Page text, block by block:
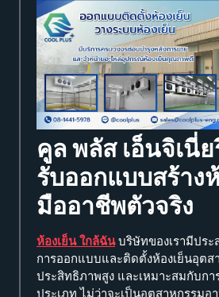
คูล พลัส เอ็นจิเนี่
รับออกแบบสร้าง
มืออาชีพตัวจริง
ห้องเย็น ใกล้ฉันบริษัทของเรามีปร
การออกแบบและติดตั้งห้องเย็นอุตส
ประสิทธิภาพสูง และเหมาะสมกับกา
ประเภท ไม่ว่าจะเป็นอุตสาหกรรมอ